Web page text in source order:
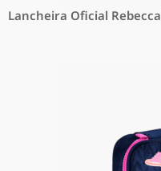
Lancheira Oficial